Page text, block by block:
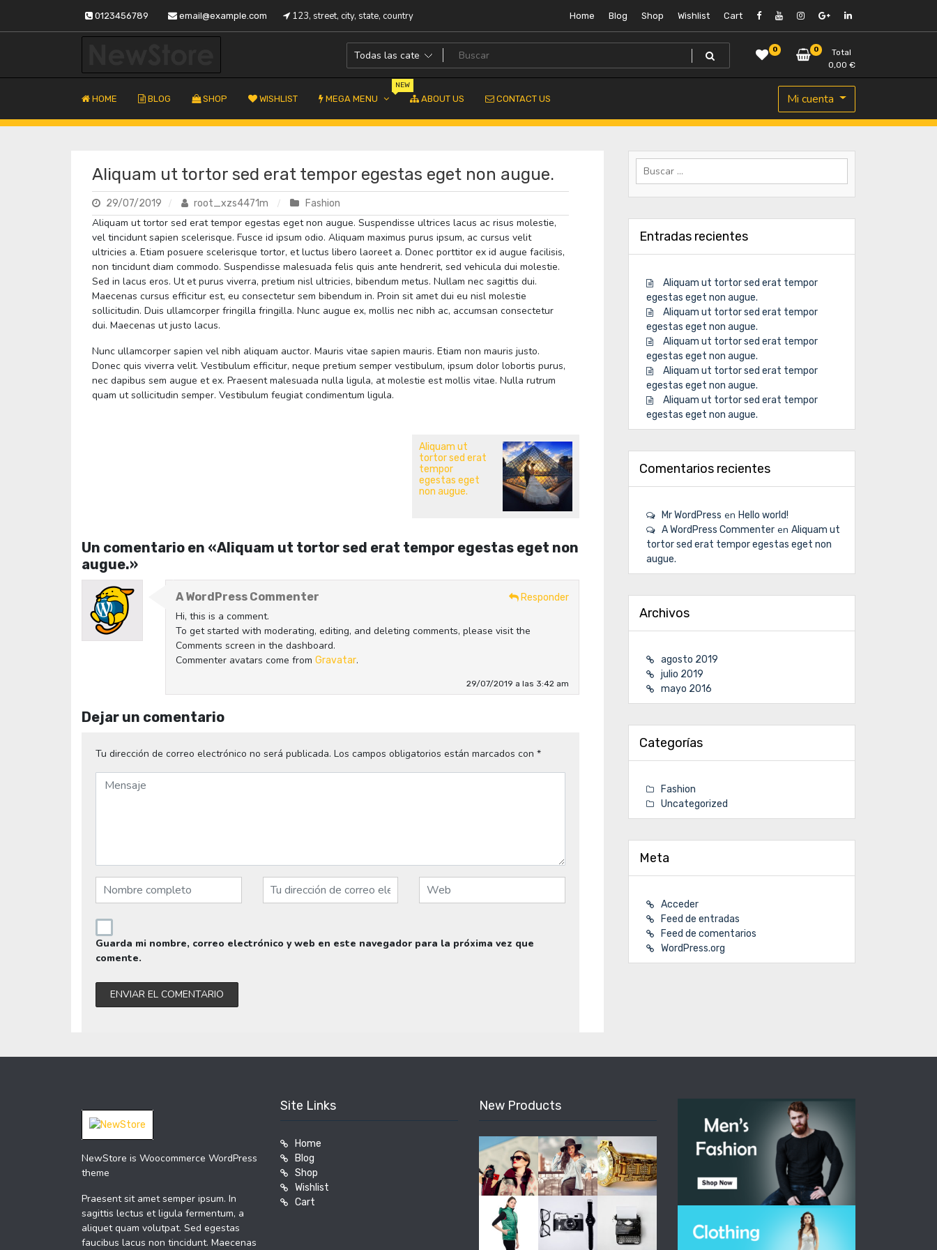
contenido
0123456789 email@example.com 123, street, city, state, country Home Blog Shop Wishlist Cart
Fustapor
Tu almacén de confianza
0 0
Total
0,00 €
HOME BLOG SHOP WISHLIST MEGA MENU
NEW
ABOUT US CONTACT US Mi cuenta
Aliquam ut tortor sed erat tempor egestas eget non augue.
29/07/2019 root_xzs4471m Fashion
Aliquam ut tortor sed erat tempor egestas eget non augue. Suspendisse ultrices lacus ac risus molestie,
vel tincidunt sapien scelerisque. Fusce id ipsum odio. Aliquam maximus purus ipsum, ac cursus velit
ultricies a. Etiam posuere scelerisque tortor, et luctus libero laoreet a. Donec porttitor ex id augue facilisis,
non tincidunt diam commodo. Suspendisse malesuada felis quis ante hendrerit, sed vehicula dui molestie.
Sed in lacus eros. Ut et purus viverra, pretium nisl ultricies, bibendum metus. Nullam nec sagittis dui.
Maecenas cursus efficitur est, eu consectetur sem bibendum in. Proin sit amet dui eu nisl molestie
sollicitudin. Duis ullamcorper fringilla fringilla. Nunc augue ex, mollis nec nibh ac, accumsan consectetur
dui. Maecenas ut justo lacus.
Nunc ullamcorper sapien vel nibh aliquam auctor. Mauris vitae sapien mauris. Etiam non mauris justo.
Donec quis viverra velit. Vestibulum efficitur, neque pretium semper vestibulum, ipsum dolor lobortis purus,
nec dapibus sem augue et ex. Praesent malesuada nulla ligula, at molestie est mollis vitae. Nulla rutrum
quam ut sollicitudin semper. Vestibulum feugiat condimentum ligula.
Aliquam ut
tortor sed erat
tempor
egestas eget
non augue.
Un comentario en «Aliquam ut tortor sed erat tempor egestas eget non
augue.»
A WordPress Commenter Responder
Hi, this is a comment.
To get started with moderating, editing, and deleting comments, please visit the
Comments screen in the dashboard.
Commenter avatars come from Gravatar.
29/07/2019 a las 3:42 am
Dejar un comentario
Tu dirección de correo electrónico no será publicada. Los campos obligatorios están marcados con *
Guarda mi nombre, correo electrónico y web en este navegador para la próxima vez que
comente.
Buscar:
Entradas recientes
Aliquam ut tortor sed erat tempor
egestas eget non augue.
Aliquam ut tortor sed erat tempor
egestas eget non augue.
Aliquam ut tortor sed erat tempor
egestas eget non augue.
Aliquam ut tortor sed erat tempor
egestas eget non augue.
Aliquam ut tortor sed erat tempor
egestas eget non augue.
Comentarios recientes
Mr WordPress en Hello world!
A WordPress Commenteren Aliquam ut
tortor sed erat tempor egestas eget non
augue.
Archivos
agosto 2019
julio 2019
mayo 2016
Categorías
Fashion
Uncategorized
Meta
Acceder
Feed de entradas
Feed de comentarios
WordPress.org
NewStore is Woocommerce WordPress
theme
Praesent sit amet semper ipsum. In
sagittis lectus et ligula fermentum, a
aliquet quam volutpat. Sed egestas
faucibus lacus non tincidunt. Maecenas
Site Links
Home
Blog
Shop
Wishlist
Cart
New Products